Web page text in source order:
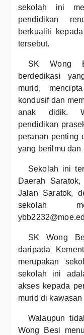
sekolah ini
pendidikan
berkualiti
tersebut.
SK Wong
berdedikasi
murid,
kondusif dan
anak didik.
pendidikan
peranan penting
yang berilmu dan
Sekolah ini
Daerah
Jalan Saratok,
sekolah
SK Wong
daripada
merupakan
sekolah ini
akses kepada
murid di kawasan
Walaupun
Wong Besi